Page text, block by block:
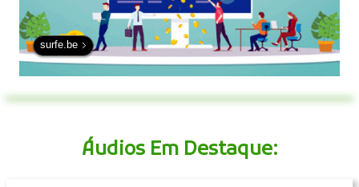
surfe.be
Áudios Em Destaque: